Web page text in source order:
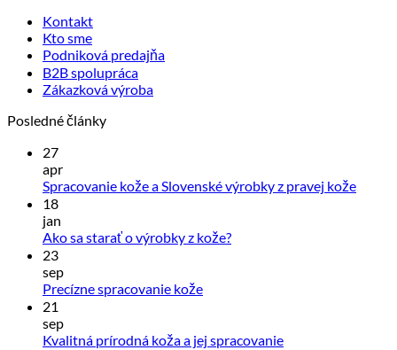
Kontakt
Kto sme
Podniková predajňa
B2B spolupráca
Zákazková výroba
Posledné články
27
apr
Spracovanie kože a Slovenské výrobky z pravej kožeŽiadne
18
jan
Ako sa starať o výrobky z kože?Žiadne
o
23
sep
Precízne spracovanie kožeŽiadne
Precízne
21
sep
Kvalitná prírodná koža a jej spracovanieŽiadne